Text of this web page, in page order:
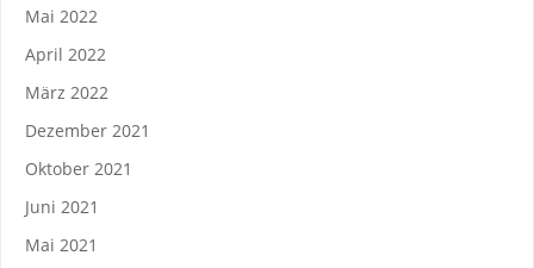
Mai 2022
April 2022
März 2022
Dezember 2021
Oktober 2021
Juni 2021
Mai 2021